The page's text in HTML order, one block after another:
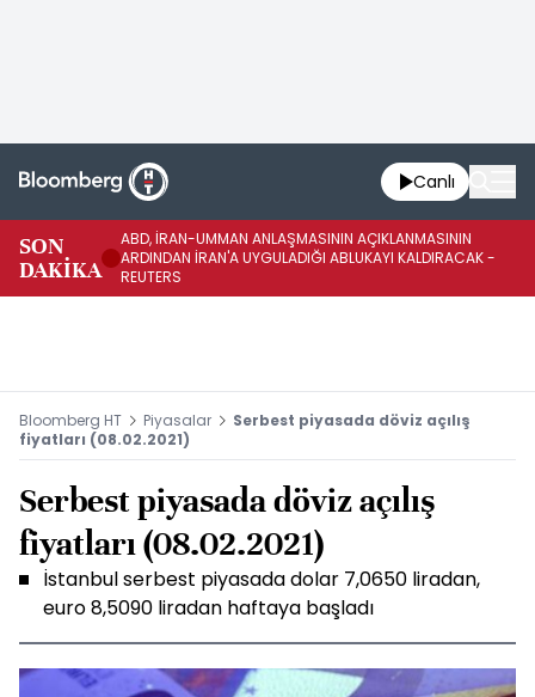
Canlı
SON
DAKİKA
ABD, İRAN-UMMAN ANLAŞMASININ AÇIKLANMASININ
ARDINDAN İRAN'A UYGULADIĞI ABLUKAYI KALDIRACAK -
REUTERS
Bloomberg HT Piyasalar
Serbest piyasada döviz açılış
fiyatları (08.02.2021)
Serbest piyasada döviz açılış
fiyatları (08.02.2021)
İstanbul serbest piyasada dolar 7,0650 liradan,
euro 8,5090 liradan haftaya başladı